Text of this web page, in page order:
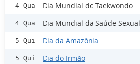
4 Qua Dia Mundial do Taekwondo
4 Qua Dia Mundial da Saúde Sexual
5 Qui Dia da Amazônia
5 Qui Dia do Irmão